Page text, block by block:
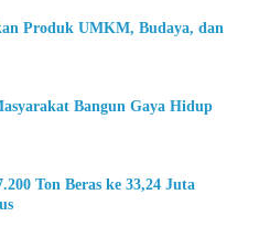
Produk UMKM, Budaya, dan
Bangun Gaya Hidup
Ton Beras ke 33,24 Juta